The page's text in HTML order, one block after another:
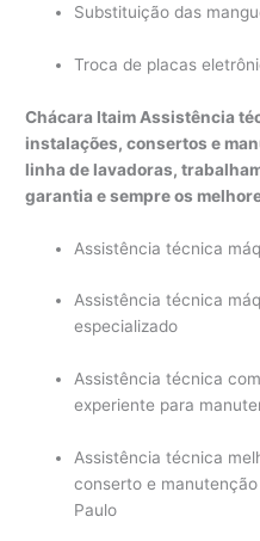
Substituição das
Troca de placas
Chácara Itaim Assistência
instalações, consertos e
linha de lavadoras,
garantia e sempre os
Assistência técnica
Assistência técnica
especializado
Assistência técnica
experiente para
Assistência técnica
conserto e
Paulo